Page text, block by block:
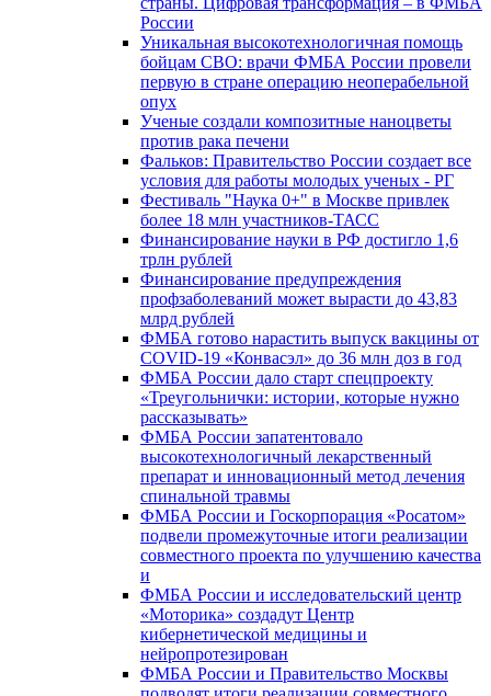
России
Уникальная высокотехнологичная помощь
бойцам СВО: врачи ФМБА России провели
первую в стране операцию неоперабельной
опух
Ученые создали композитные наноцветы
против рака печени
Фальков: Правительство России создает все
условия для работы молодых ученых - РГ
Фестиваль "Наука 0+" в Москве привлек
более 18 млн участников-ТАСС
Финансирование науки в РФ достигло 1,6
трлн рублей
Финансирование предупреждения
профзаболеваний может вырасти до 43,83
млрд рублей
ФМБА готово нарастить выпуск вакцины от
COVID-19 «Конвасэл» до 36 млн доз в год
ФМБА России дало старт спецпроекту
«Треугольнички: истории, которые нужно
рассказывать»
ФМБА России запатентовало
высокотехнологичный лекарственный
препарат и инновационный метод лечения
спинальной травмы
ФМБА России и Госкорпорация «Росатом»
подвели промежуточные итоги реализации
совместного проекта по улучшению качества
и
ФМБА России и исследовательский центр
«Моторика» создадут Центр
кибернетической медицины и
нейропротезирован
ФМБА России и Правительство Москвы